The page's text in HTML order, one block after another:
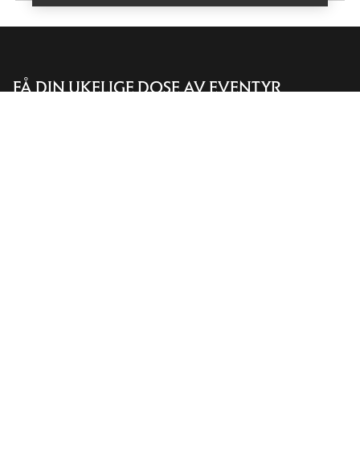
Finn butikk Help
FÅ DIN UKELIGE DOSE AV EVENTYR